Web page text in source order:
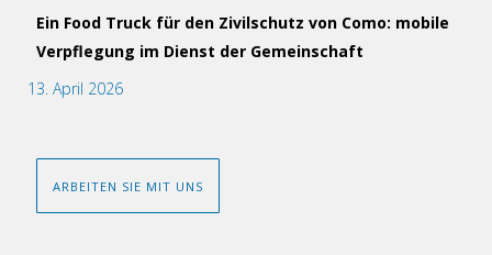
Ein Food Truck für den Zivilschutz von Como: mobile
Verpflegung im Dienst der Gemeinschaft
13. April 2026
ARBEITEN SIE MIT UNS